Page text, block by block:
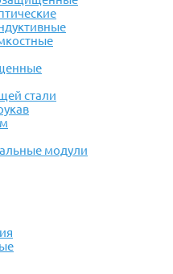
стали
модули